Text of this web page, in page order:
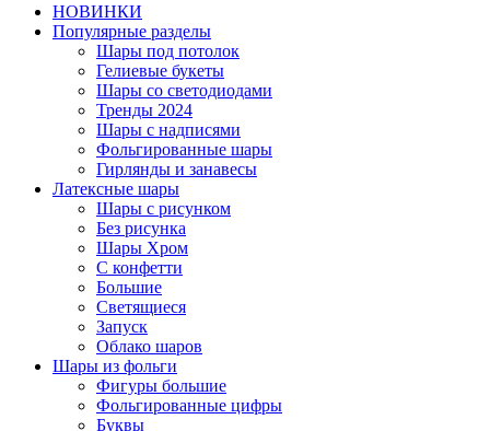
НОВИНКИ
Популярные разделы
Шары под потолок
Гелиевые букеты
Шары со светодиодами
Тренды 2024
Шары с надписями
Фольгированные шары
Гирлянды и занавесы
Латексные шары
Шары с рисунком
Без рисунка
Шары Хром
C конфетти
Большие
Светящиеся
Запуск
Облако шаров
Шары из фольги
Фигуры большие
Фольгированные цифры
Буквы